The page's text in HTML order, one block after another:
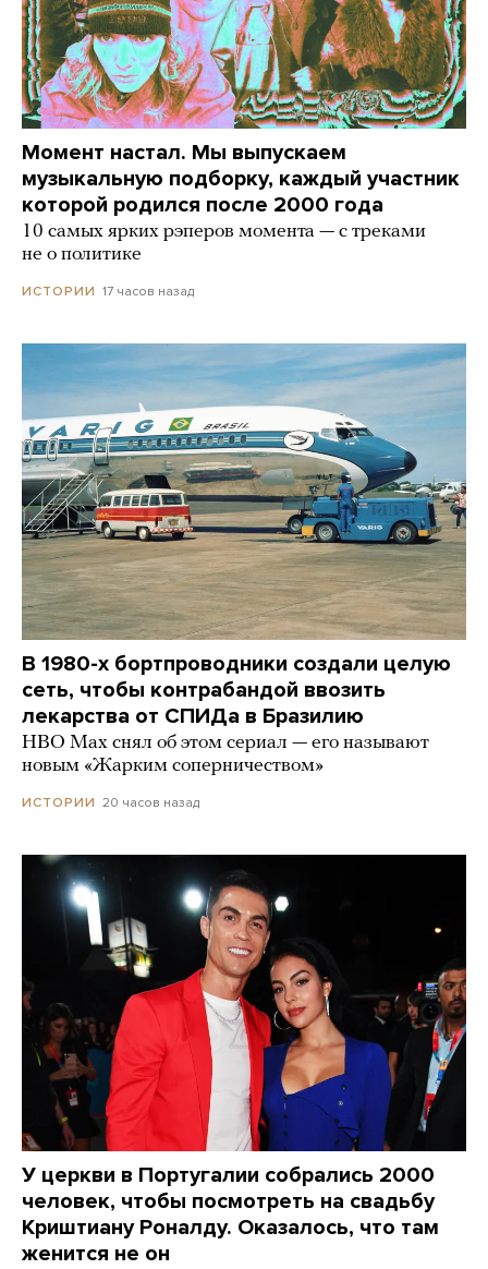
Момент настал. Мы выпускаем
музыкальную подборку, каждый участник
которой родился после 2000 года
10 самых ярких рэперов момента — с треками
не о политике
ИСТОРИИ 17 часов назад
В 1980-х бортпроводники создали целую
сеть, чтобы контрабандой ввозить
лекарства от СПИДа в Бразилию
HBO Max снял об этом сериал — его называют
новым «Жарким соперничеством»
ИСТОРИИ 20 часов назад
У церкви в Португалии собрались 2000
человек, чтобы посмотреть на свадьбу
Криштиану Роналду. Оказалось, что там
женится не он